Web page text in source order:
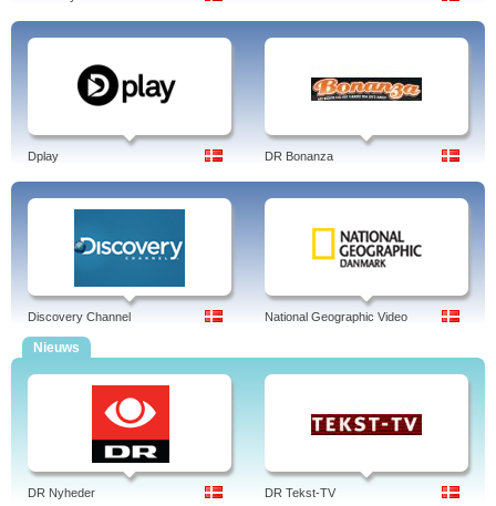
Dplay DR Bonanza
Discovery Channel National Geographic Video
Nieuws
DR Nyheder DR Tekst-TV